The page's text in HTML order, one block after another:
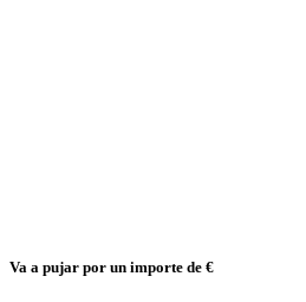
Va a pujar por un importe de €